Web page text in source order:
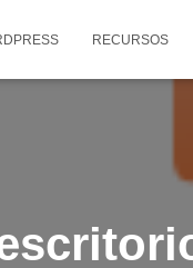
RECURSOS